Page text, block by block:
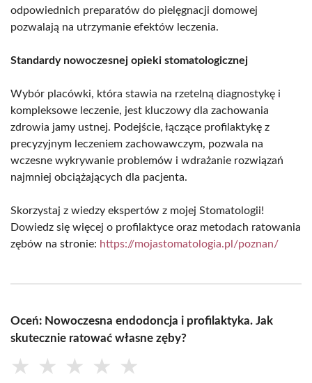
odpowiednich preparatów do pielęgnacji domowej
pozwalają na utrzymanie efektów leczenia.
Standardy nowoczesnej opieki stomatologicznej
Wybór placówki, która stawia na rzetelną diagnostykę i
kompleksowe leczenie, jest kluczowy dla zachowania
zdrowia jamy ustnej. Podejście, łączące profilaktykę z
precyzyjnym leczeniem zachowawczym, pozwala na
wczesne wykrywanie problemów i wdrażanie rozwiązań
najmniej obciążających dla pacjenta.
Skorzystaj z wiedzy ekspertów z mojej Stomatologii!
Dowiedz się więcej o profilaktyce oraz metodach ratowania
zębów na stronie: https://mojastomatologia.pl/poznan/
Oceń: Nowoczesna endodoncja i profilaktyka. Jak
skutecznie ratować własne zęby?
★ ★ ★ ★ ★